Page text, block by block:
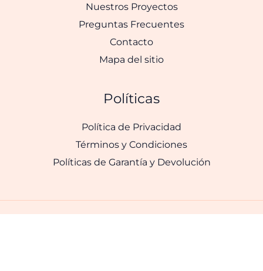
Nuestros Proyectos
Preguntas Frecuentes
Contacto
Mapa del sitio
Políticas
Política de Privacidad
Términos y Condiciones
Políticas de Garantía y Devolución